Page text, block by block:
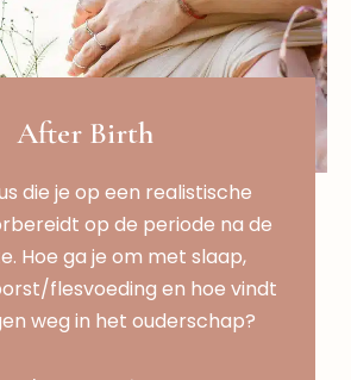
After Birth
die je op een realistische
op de periode na de
Hoe ga je om met slaap,
flesvoeding en hoe vindt
weg in het ouderschap?